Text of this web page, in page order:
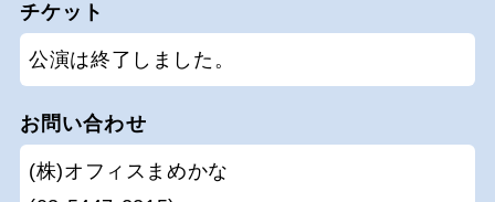
チケット
公演は終了しました。
お問い合わせ
(株)オフィスまめかな